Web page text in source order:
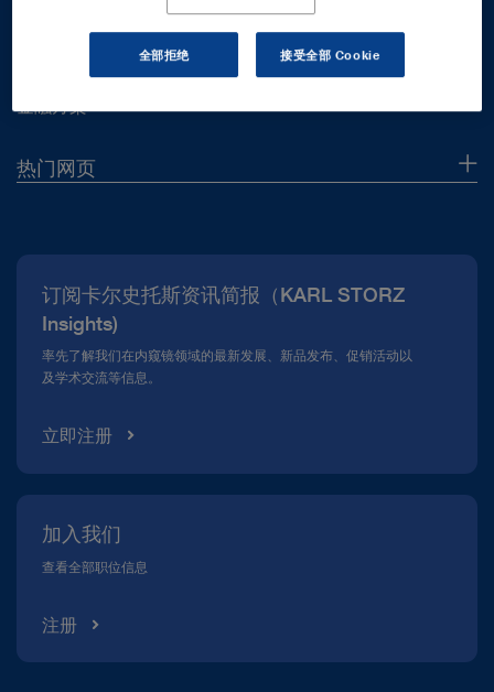
热门网页
合规热线
资料下载
订阅卡尔史托斯资讯简报（KARL STORZ
Insights)
率先了解我们在内窥镜领域的最新发展、新品发布、促销活动以
及学术交流等信息。
立即注册
加入我们
查看全部职位信息
注册
全部拒绝 接受全部 Cookie